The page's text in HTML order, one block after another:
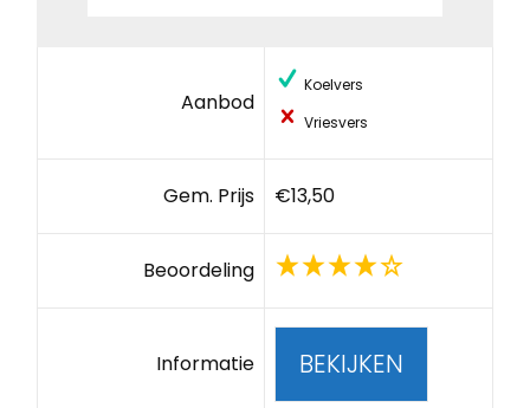
Aanbod
Koelvers
Vriesvers
Gem. Prijs €13,50
Beoordeling
Informatie BEKIJKEN